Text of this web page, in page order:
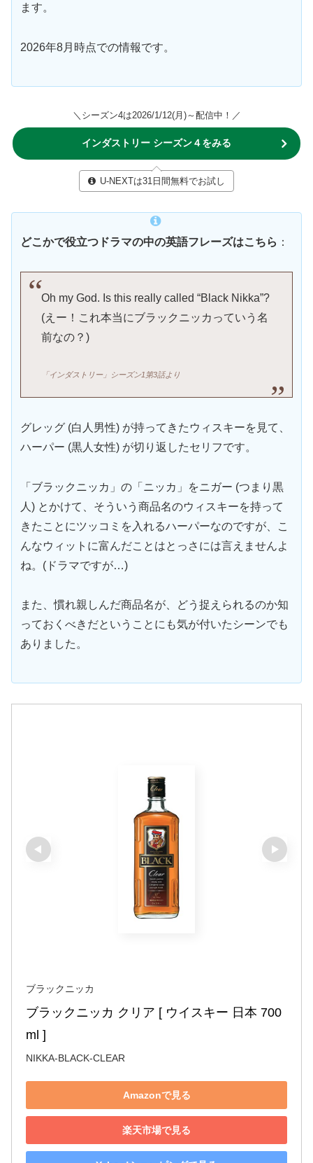
ます。
2026年8月時点での情報です。
＼シーズン4は2026/1/12(月)～配信中！／
インダストリー シーズン４をみる
U-NEXTは31日間無料でお試し
どこかで役立つドラマの中の英語フレーズはこちら ：
Oh my God. Is this really called “Black Nikka”?
(えー！これ本当にブラックニッカっていう名
前なの？)
「インダストリー」シーズン1第3話より
グレッグ (白人男性) が持ってきたウィスキーを見て、
ハーパー (黒人女性) が切り返したセリフです。
「ブラックニッカ」の「ニッカ」をニガー (つまり黒
人) とかけて、そういう商品名のウィスキーを持って
きたことにツッコミを入れるハーパーなのですが、こ
んなウィットに富んだことはとっさには言えませんよ
ね。(ドラマですが…)
また、慣れ親しんだ商品名が、どう捉えられるのか知
っておくべきだということにも気が付いたシーンでも
ありました。
ブラックニッカ
ブラックニッカ クリア [ ウイスキー 日本 700
ml ]
NIKKA-BLACK-CLEAR
Amazonで見る
楽天市場で見る